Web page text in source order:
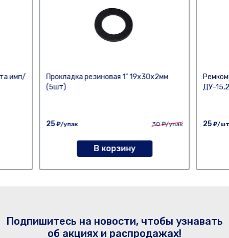
имп/
Прокладка резиновая 1" 19х30х2мм
(5шт)
25₽/упак 30₽/упак
В корзину
ДУ-
25 ₽/
Подпишитесь на новости, чтобы узнавать
об акциях и распродажах!